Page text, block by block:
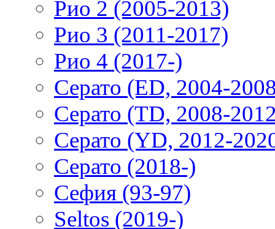
Рио 2 (2005-2013)
Рио 3 (2011-2017)
Рио 4 (2017-)
Серато (ED, 2004-
Серато (TD, 2008-
Серато (YD, 2012-
Серато (2018-)
Сефия (93-97)
Seltos (2019-)